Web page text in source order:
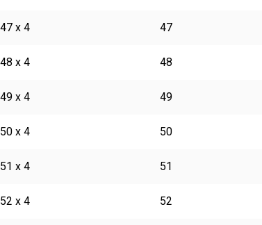
x 4 47
x 4 48
x 4 49
x 4 50
x 4 51
x 4 52